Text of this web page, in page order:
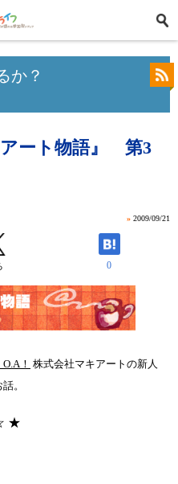
か？
アート物語』 第3
» 2009/09/21
0
！ 株式会社マキアートの新人
。
★